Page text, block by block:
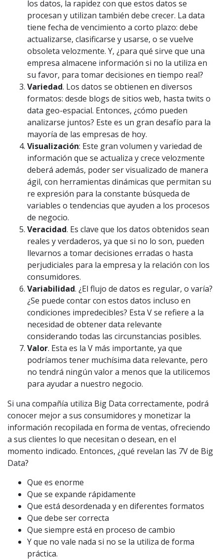
los datos, la rapidez con que estos datos se
procesan y utilizan también debe crecer. La data
tiene fecha de vencimiento a corto plazo: debe
actualizarse, clasificarse y usarse, o se vuelve
obsoleta velozmente. Y, ¿para qué sirve que una
empresa almacene información si no la utiliza en
su favor, para tomar decisiones en tiempo real?
Variedad. Los datos se obtienen en diversos
formatos: desde blogs de sitios web, hasta twits o
data geo-espacial. Entonces, ¿cómo pueden
analizarse juntos? Este es un gran desafío para la
mayoría de las empresas de hoy.
Visualización: Este gran volumen y variedad de
información que se actualiza y crece velozmente
deberá además, poder ser visualizado de manera
ágil, con herramientas dinámicas que permitan su
re expresión para la constante búsqueda de
variables o tendencias que ayuden a los procesos
de negocio.
Veracidad. Es clave que los datos obtenidos sean
reales y verdaderos, ya que si no lo son, pueden
llevarnos a tomar decisiones erradas o hasta
perjudiciales para la empresa y la relación con los
consumidores.
Variabilidad. ¿El flujo de datos es regular, o varía?
¿Se puede contar con estos datos incluso en
condiciones impredecibles? Esta V se refiere a la
necesidad de obtener data relevante
considerando todas las circunstancias posibles.
Valor. Esta es la V más importante, ya que
podríamos tener muchísima data relevante, pero
no tendrá ningún valor a menos que la utilicemos
para ayudar a nuestro negocio.
Si una compañía utiliza Big Data correctamente, podrá
conocer mejor a sus consumidores y monetizar la
información recopilada en forma de ventas, ofreciendo
a sus clientes lo que necesitan o desean, en el
momento indicado. Entonces, ¿qué revelan las 7V de Big
Data?
Que es enorme
Que se expande rápidamente
Que está desordenada y en diferentes formatos
Que debe ser correcta
Que siempre está en proceso de cambio
Y que no vale nada si no se la utiliza de forma
práctica.